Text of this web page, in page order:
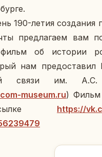
190-летия со­зда­ния
пред­ла­га­ем вам
об ис­то­рии
нам предо­ста­вил
связи им. А.С.
museum.ru) Фильм
https://